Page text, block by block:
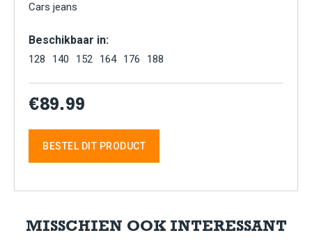
Cars jeans
Beschikbaar in:
128 140 152 164 176 188
€89.99
BESTEL DIT PRODUCT
MISSCHIEN OOK INTERESSANT